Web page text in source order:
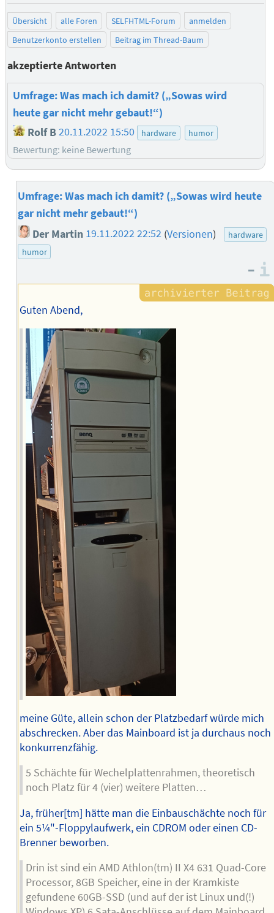
Übersicht alle Foren SELFHTML-Forum
anmelden
Benutzerkonto erstellen
Beitrag im Thread-Baum
akzeptierte Antworten
Umfrage: Was mach ich damit? („Sowas wird
heute gar nicht mehr gebaut!“)
Rolf B20.11.2022 15:50 hardware humor
Bewertung: keine Bewertung
Umfrage: Was mach ich damit? („Sowas wird heute
gar nicht mehr gebaut!“)
Der Martin 19.11.2022 22:52 (Versionen)
hardware
humor
–
Guten Abend,
meine Güte, allein schon der Platzbedarf würde mich
abschrecken. Aber das Mainboard ist ja durchaus noch
konkurrenzfähig.
5 Schächte für Wechelplattenrahmen, theoretisch
noch Platz für 4 (vier) weitere Platten…
Ja, früher[tm] hätte man die Einbauschächte noch für
ein 5¼"-Floppylaufwerk, ein CDROM oder einen CD-
Brenner beworben.
Drin ist sind ein AMD Athlon(tm) II X4 631 Quad-Core
Processor, 8GB Speicher, eine in der Kramkiste
gefundene 60GB-SSD (und auf der ist Linux und(!)